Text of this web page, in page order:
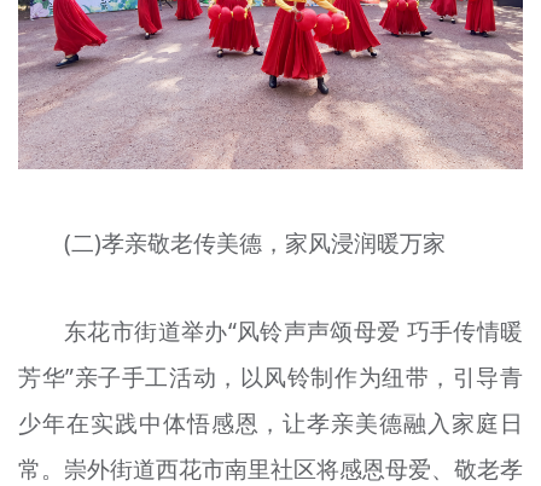
(二)孝亲敬老传美德，家风浸润暖万家
东花市街道举办“风铃声声颂母爱 巧手传情暖
芳华”亲子手工活动，以风铃制作为纽带，引导青
少年在实践中体悟感恩，让孝亲美德融入家庭日
常。崇外街道西花市南里社区将感恩母爱、敬老孝